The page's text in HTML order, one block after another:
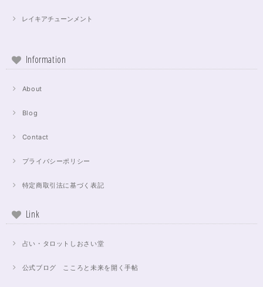
レイキアチューンメント
Information
About
Blog
Contact
プライバシーポリシー
特定商取引法に基づく表記
Link
占い・タロットしおさい堂
公式ブログ こころと未来を開く手帖